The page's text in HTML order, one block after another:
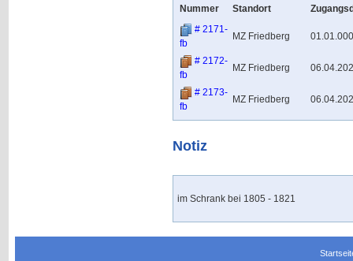
Nummer Standort
# 2171-
fb
MZ Friedberg
# 2172-
fb
MZ Friedberg
# 2173-
fb
MZ Friedberg
Notiz
im Schrank bei 1805 - 1821